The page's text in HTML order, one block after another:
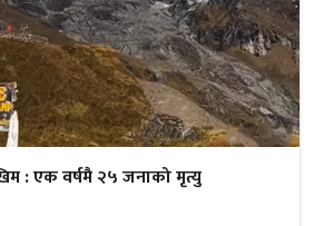
: एक वर्षमै २५ जनाको मृत्यु